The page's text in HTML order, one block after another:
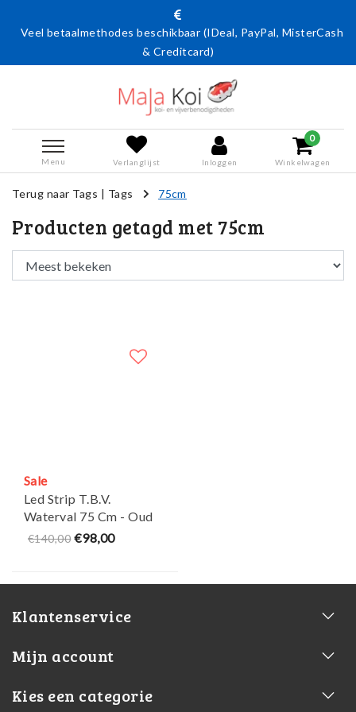
Veel betaalmethodes beschikbaar (IDeal, PayPal, MisterCash
& Creditcard)
Menu Verlanglijst Inloggen
0
Winkelwagen
Terug naar Tags | Tags 75cm
Producten getagd met 75cm
Sale
Led Strip T.B.V.
Waterval 75 Cm - Oud
model - Victoria
€140,00 €98,00
Klantenservice
Mijn account
Kies een categorie